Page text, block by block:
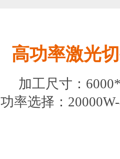
高功率激光
加工尺寸：
功率选择：